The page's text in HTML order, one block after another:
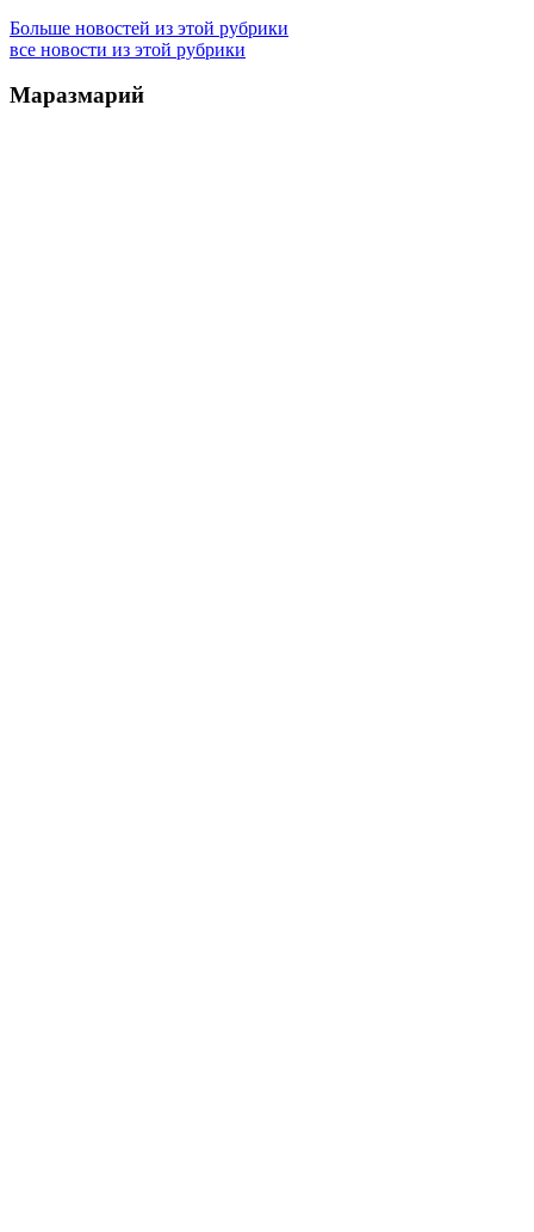
Больше новостей из этой рубрики
все новости из этой рубрики
Маразмарий